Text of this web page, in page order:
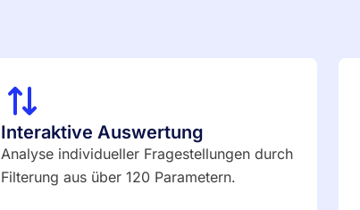
Interaktive Auswertung
Analyse individueller Fragestellungen durch
Filterung aus über 120 Parametern.